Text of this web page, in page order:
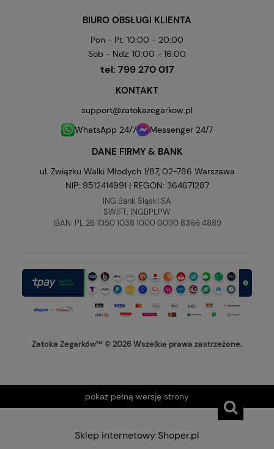
BIURO OBSŁUGI KLIENTA
Pon - Pt: 10:00 - 20:00
Sob - Ndz: 10:00 - 16:00
tel: 799 270 017
KONTAKT
support@zatokazegarkow.pl
WhatsApp 24/7
Messenger 24/7
DANE FIRMY & BANK
ul. Związku Walki Młodych 1/87, 02-786 Warszawa
NIP: 9512414991 | REGON: 364671287
ING Bank Śląski SA
SWIFT: INGBPLPW
IBAN: PL 26 1050 1038 1000 0090 8366 4889
Zatoka Zegarków™ © 2026 Wszelkie prawa zastrzeżone.
pokaż pełną wersję strony
Sklep internetowy Shoper.pl